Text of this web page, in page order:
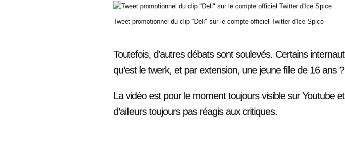
Tweet promotionnel du clip "Deli" sur le compte officiel Twitter d'Ice Spice
Toutefois, d’autres débats sont soulevés. Certains
qu’est le twerk, et par extension, une jeune fille de 16 ans ?
La vidéo est pour le moment toujours visible sur Youtube
d’ailleurs toujours pas réagis aux critiques.